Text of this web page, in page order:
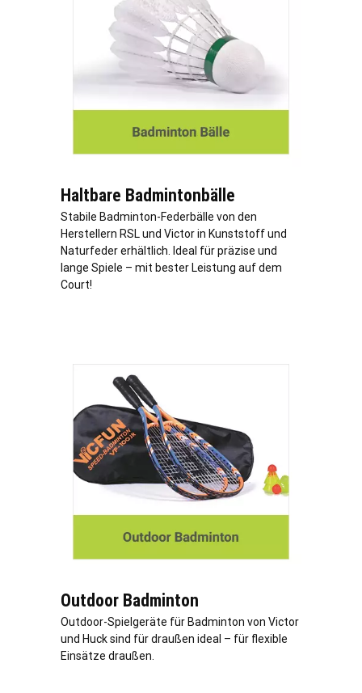
Haltbare Badmintonbälle
Stabile Badminton-Federbälle von den
Herstellern RSL und Victor in Kunststoff und
Naturfeder erhältlich. Ideal für präzise und
lange Spiele – mit bester Leistung auf dem
Court!
Outdoor Badminton
Outdoor-Spielgeräte für Badminton von Victor
und Huck sind für draußen ideal – für flexible
Einsätze draußen.